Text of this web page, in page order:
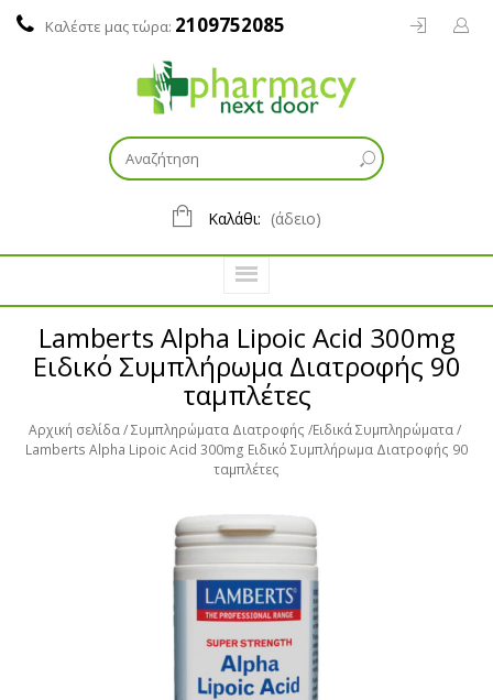
Καλέστε μας τώρα: 2109752085
Καλάθι: (άδειο)
Lamberts Alpha Lipoic Acid 300mg
Ειδικό Συμπλήρωμα Διατροφής 90
ταμπλέτες
Αρχική σελίδα Συμπληρώματα Διατροφής Ειδικά Συμπληρώματα
Lamberts Alpha Lipoic Acid 300mg Ειδικό Συμπλήρωμα Διατροφής 90
ταμπλέτες